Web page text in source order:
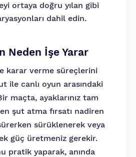
ortaya doğru yılan gibi
dahil edin.
Neden İşe Yarar
karar verme süreçlerini
ile canlı oyun arasındaki
maçta, ayaklarınız tam
şut atma fırsatı nadiren
sürüklenerek veya
güç üretmeniz gerekir.
pratik yaparak, anında